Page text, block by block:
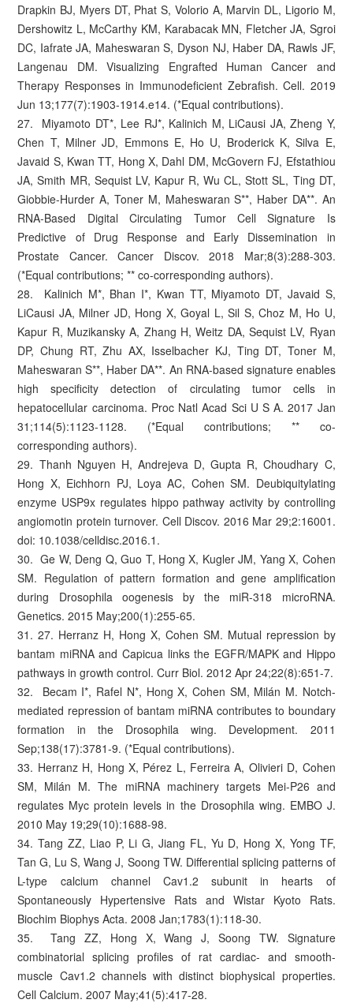
Drapkin BJ, Myers DT, Phat S, Volorio A, Marvin DL, Ligorio M,
Dershowitz L, McCarthy KM, Karabacak MN, Fletcher JA, Sgroi
DC, Iafrate JA, Maheswaran S, Dyson NJ, Haber DA, Rawls JF,
Langenau DM. Visualizing Engrafted Human Cancer and
Therapy Responses in Immunodeficient Zebrafish. Cell. 2019
Jun 13;177(7):1903-1914.e14. (*Equal contributions).
27. Miyamoto DT*, Lee RJ*, Kalinich M, LiCausi JA, Zheng Y,
Chen T, Milner JD, Emmons E, Ho U, Broderick K, Silva E,
Javaid S, Kwan TT, Hong X, Dahl DM, McGovern FJ, Efstathiou
JA, Smith MR, Sequist LV, Kapur R, Wu CL, Stott SL, Ting DT,
Giobbie-Hurder A, Toner M, Maheswaran S**, Haber DA**. An
RNA-Based Digital Circulating Tumor Cell Signature Is
Predictive of Drug Response and Early Dissemination in
Prostate Cancer. Cancer Discov. 2018 Mar;8(3):288-303.
(*Equal contributions; ** co-corresponding authors).
28. Kalinich M*, Bhan I*, Kwan TT, Miyamoto DT, Javaid S,
LiCausi JA, Milner JD, Hong X, Goyal L, Sil S, Choz M, Ho U,
Kapur R, Muzikansky A, Zhang H, Weitz DA, Sequist LV, Ryan
DP, Chung RT, Zhu AX, Isselbacher KJ, Ting DT, Toner M,
Maheswaran S**, Haber DA**. An RNA-based signature enables
high specificity detection of circulating tumor cells in
hepatocellular carcinoma. Proc Natl Acad Sci U S A. 2017 Jan
31;114(5):1123-1128. (*Equal contributions; ** co-
corresponding authors).
29. Thanh Nguyen H, Andrejeva D, Gupta R, Choudhary C,
Hong X, Eichhorn PJ, Loya AC, Cohen SM. Deubiquitylating
enzyme USP9x regulates hippo pathway activity by controlling
angiomotin protein turnover. Cell Discov. 2016 Mar 29;2:16001.
doi: 10.1038/celldisc.2016.1.
30. Ge W, Deng Q, Guo T, Hong X, Kugler JM, Yang X, Cohen
SM. Regulation of pattern formation and gene amplification
during Drosophila oogenesis by the miR-318 microRNA.
Genetics. 2015 May;200(1):255-65.
31. 27. Herranz H, Hong X, Cohen SM. Mutual repression by
bantam miRNA and Capicua links the EGFR/MAPK and Hippo
pathways in growth control. Curr Biol. 2012 Apr 24;22(8):651-7.
32. Becam I*, Rafel N*, Hong X, Cohen SM, Milán M. Notch-
mediated repression of bantam miRNA contributes to boundary
formation in the Drosophila wing. Development. 2011
Sep;138(17):3781-9. (*Equal contributions).
33. Herranz H, Hong X, Pérez L, Ferreira A, Olivieri D, Cohen
SM, Milán M. The miRNA machinery targets Mei-P26 and
regulates Myc protein levels in the Drosophila wing. EMBO J.
2010 May 19;29(10):1688-98.
34. Tang ZZ, Liao P, Li G, Jiang FL, Yu D, Hong X, Yong TF,
Tan G, Lu S, Wang J, Soong TW. Differential splicing patterns of
L-type calcium channel Cav1.2 subunit in hearts of
Spontaneously Hypertensive Rats and Wistar Kyoto Rats.
Biochim Biophys Acta. 2008 Jan;1783(1):118-30.
35. Tang ZZ, Hong X, Wang J, Soong TW. Signature
combinatorial splicing profiles of rat cardiac- and smooth-
muscle Cav1.2 channels with distinct biophysical properties.
Cell Calcium. 2007 May;41(5):417-28.